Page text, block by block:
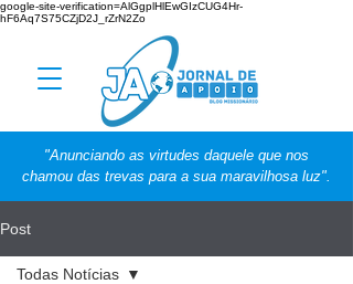
google-site-verification=AlGgplHlEwGIzCUG4Hr-
hF6Aq7S75CZjD2J_rZrN2Zo
"Anunciando as virtudes daquele que nos
chamou das trevas para a sua maravilhosa luz".
Post
Todas Notícias